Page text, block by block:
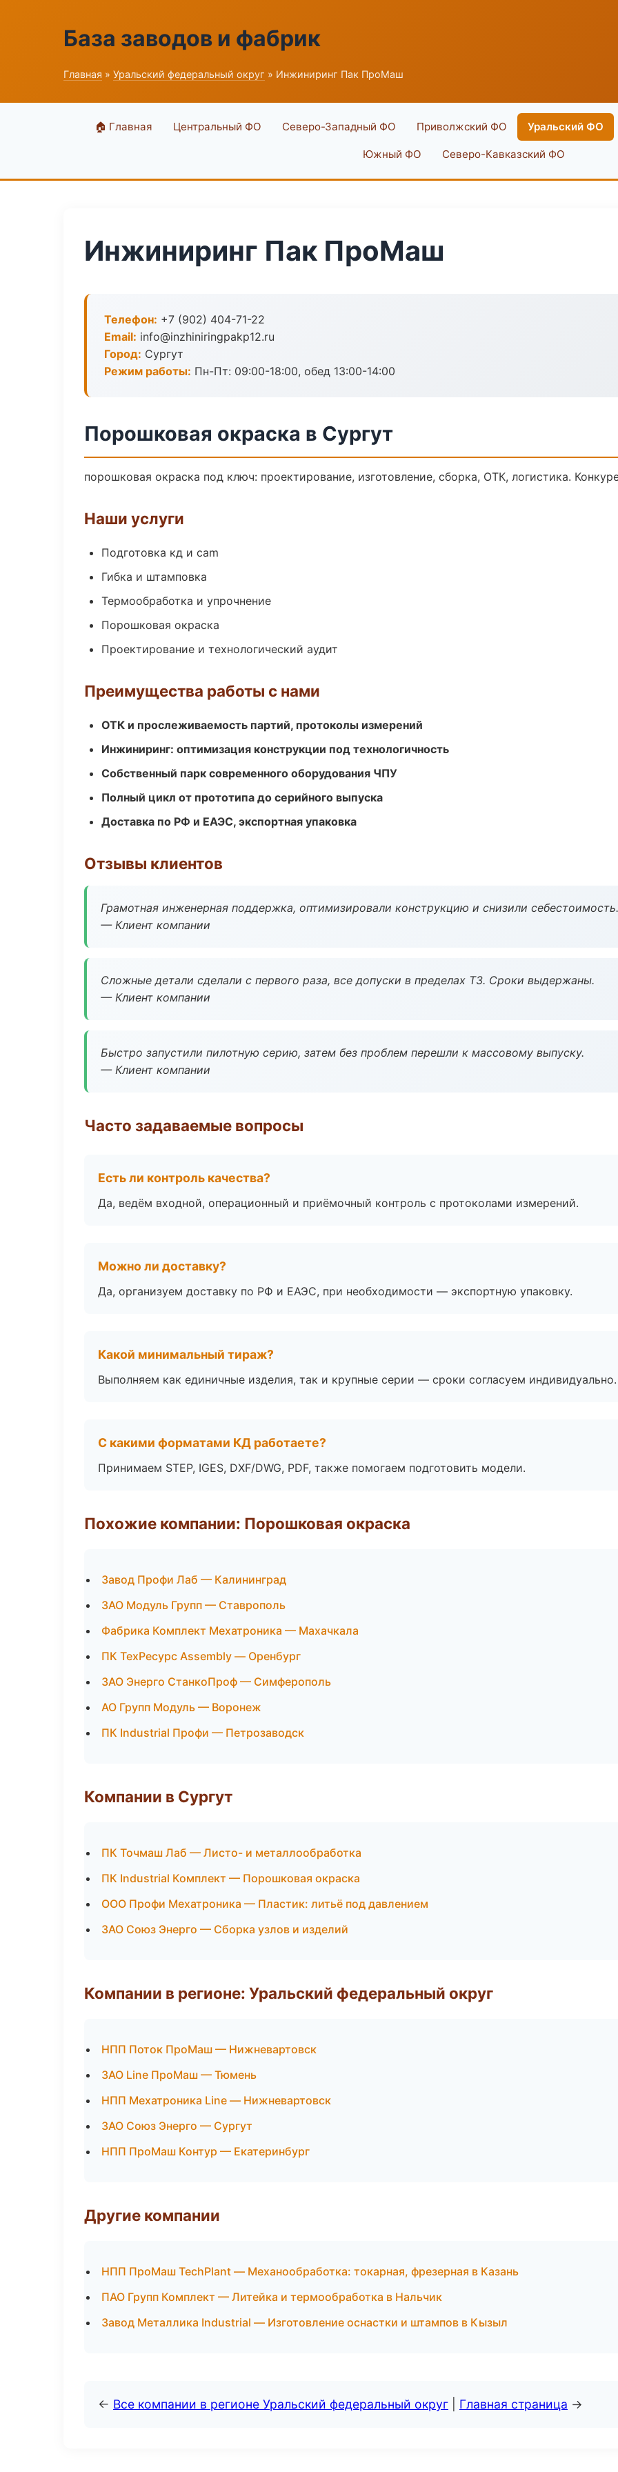
База заводов и фабрик
Главная » Уральский федеральный округ » Инжиниринг Пак ПроМаш
🏠 Главная Центральный ФО Северо-Западный ФО Приволжский ФО Уральский ФО
Южный ФО Северо-Кавказский ФО
Инжиниринг Пак ПроМаш
Телефон: +7 (902) 404-71-22
Email: info@inzhiniringpakp12.ru
Город: Сургут
Режим работы: Пн-Пт: 09:00-18:00, обед 13:00-14:00
Порошковая окраска в Сургут
порошковая окраска под ключ: проектирование, изготовление, сборка, ОТК, логистика.
Наши услуги
Подготовка кд и cam
Гибка и штамповка
Термообработка и упрочнение
Порошковая окраска
Проектирование и технологический аудит
Преимущества работы с нами
ОТК и прослеживаемость партий, протоколы измерений
Инжиниринг: оптимизация конструкции под технологичность
Собственный парк современного оборудования ЧПУ
Полный цикл от прототипа до серийного выпуска
Доставка по РФ и ЕАЭС, экспортная упаковка
Отзывы клиентов
Грамотная инженерная поддержка, оптимизировали конструкцию и снизили себестоимость.
— Клиент компании
Сложные детали сделали с первого раза, все допуски в пределах ТЗ. Сроки выдержаны.
— Клиент компании
Быстро запустили пилотную серию, затем без проблем перешли к массовому выпуску.
— Клиент компании
Часто задаваемые вопросы
Есть ли контроль качества?
Да, ведём входной, операционный и приёмочный контроль с протоколами измерений.
Можно ли доставку?
Да, организуем доставку по РФ и ЕАЭС, при необходимости — экспортную упаковку.
Какой минимальный тираж?
Выполняем как единичные изделия, так и крупные серии — сроки согласуем индивидуально.
С какими форматами КД работаете?
Принимаем STEP, IGES, DXF/DWG, PDF, также помогаем подготовить модели.
Похожие компании: Порошковая окраска
Завод Профи Лаб — Калининград
ЗАО Модуль Групп — Ставрополь
Фабрика Комплект Мехатроника — Махачкала
ПК ТехРесурс Assembly — Оренбург
ЗАО Энерго СтанкоПроф — Симферополь
АО Групп Модуль — Воронеж
ПК Industrial Профи — Петрозаводск
Компании в Сургут
ПК Точмаш Лаб — Листо- и металлообработка
ПК Industrial Комплект — Порошковая окраска
ООО Профи Мехатроника — Пластик: литьё под давлением
ЗАО Союз Энерго — Сборка узлов и изделий
Компании в регионе: Уральский федеральный округ
НПП Поток ПроМаш — Нижневартовск
ЗАО Line ПроМаш — Тюмень
НПП Мехатроника Line — Нижневартовск
ЗАО Союз Энерго — Сургут
НПП ПроМаш Контур — Екатеринбург
Другие компании
НПП ПроМаш TechPlant — Механообработка: токарная, фрезерная в Казань
ПАО Групп Комплект — Литейка и термообработка в Нальчик
Завод Металлика Industrial — Изготовление оснастки и штампов в Кызыл
← Все компании в регионе Уральский федеральный округ Главная страница →